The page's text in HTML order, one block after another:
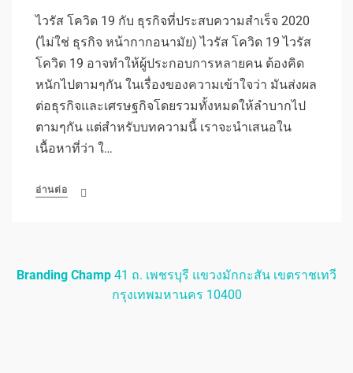
ไวรัส โควิด 19 กับ ธุรกิจที่ประสบความสําเร็จ 2020
(ไม่ใช่ ธุรกิจ หน้ากากอนามัย) ไวรัส โควิด 19 ไวรัส
โควิด 19 อาจทำให้ผู้ประกอบการหลายคน ต้องคิด
หนักไปตามๆกัน ในเรื่องของความเข้าใจว่า มันส่งผล
ต่อธุรกิจและเศรษฐกิจโดยรวมทั้งหมดให้ลำบากไป
ตามๆกัน แต่สำหรับบทความนี้ เราจะนำเสนอใน
เนื้อหาที่ว่า ใ…
อ่านต่อ
Branding Champ 41 ถ. เพชรบุรี แขวงมักกะสัน เขตราชเทวี
กรุงเทพมหานคร 10400